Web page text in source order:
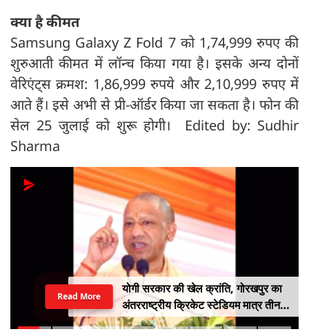
क्या है कीमत
Samsung Galaxy Z Fold 7 को 1,74,999 रुपए की
शुरुआती कीमत में लॉन्च किया गया है। इसके अन्य दोनों
वेरिएंट्स क्रमश: 1,86,999 रुपये और 2,10,999 रुपए में
आते हैं। इसे अभी से प्री-ऑर्डर किया जा सकता है। फोन की
सेल 25 जुलाई को शुरू होगी। Edited by: Sudhir
Sharma
योगी सरकार की खेल क्रांति, गोरखपुर का
अंतरराष्ट्रीय क्रिकेट स्टेडियम मात्र तीन
महीने में लगभग 20% तैयार
Read More